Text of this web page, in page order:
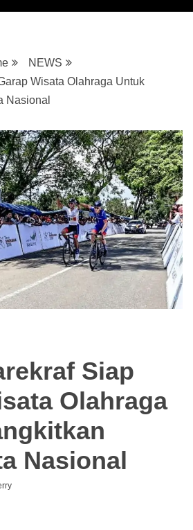
NEWS
Wisata Olahraga Untuk
Nasional
Siap
Olahraga
Nasional